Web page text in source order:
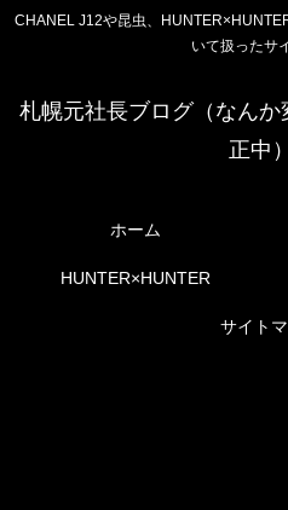
CHANEL J12や昆虫、
いて扱ったサ
札幌元社長ブログ（なん
正中）
ホーム
HUNTER×HUNTER
サイト